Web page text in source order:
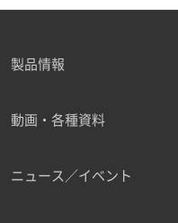
製品情報
動画・各種資料
ニュース／イベント